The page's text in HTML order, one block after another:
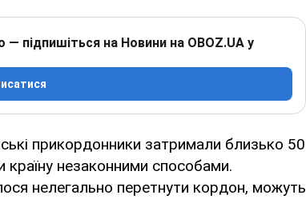
— підпишіться на Новини на OBOZ.UA у
прикордонники затримали близько 50
країну незаконними способами.
нелегально перетнути кордон, можуть